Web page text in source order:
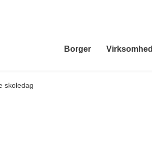
Borger Virksomhed
skoledag